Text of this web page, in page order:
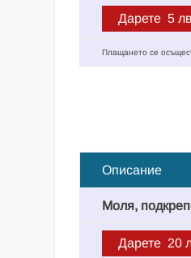
Плащането се
Описание
Моля,